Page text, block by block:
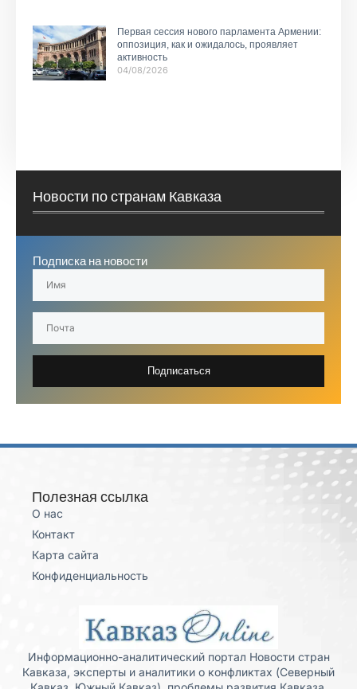
Первая сессия нового парламента Армении:
оппозиция, как и ожидалось, проявляет
активность
04/08/2026
Новости по странам Кавказа
Подписка на новости
Подписаться
Полезная ссылка
О нас
Контакт
Карта сайта
Конфиденциальность
Информационно-аналитический портал Новости стран
Кавказа, эксперты и аналитики о конфликтах (Северный